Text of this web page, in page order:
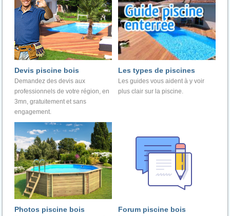
Devis piscine bois
Demandez des devis aux
professionnels de votre région, en
3mn, gratuitement et sans
engagement.
Les types de piscines
Les guides vous aident à y voir
plus clair sur la piscine.
Photos piscine bois Forum piscine bois